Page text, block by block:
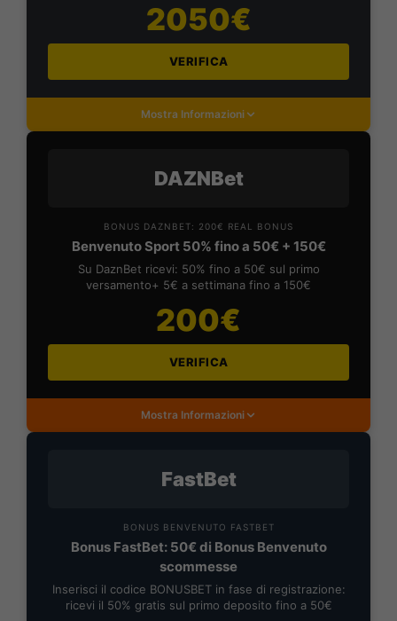
2050€
VERIFICA
Mostra Informazioni
DAZNBet
BONUS DAZNBET: 200€ REAL BONUS
Benvenuto Sport 50% fino a 50€ + 150€
Su DaznBet ricevi: 50% fino a 50€ sul primo
versamento+ 5€ a settimana fino a 150€
200€
VERIFICA
Mostra Informazioni
FastBet
BONUS BENVENUTO FASTBET
Bonus FastBet: 50€ di Bonus Benvenuto
scommesse
Inserisci il codice BONUSBET in fase di registrazione:
ricevi il 50% gratis sul primo deposito fino a 50€